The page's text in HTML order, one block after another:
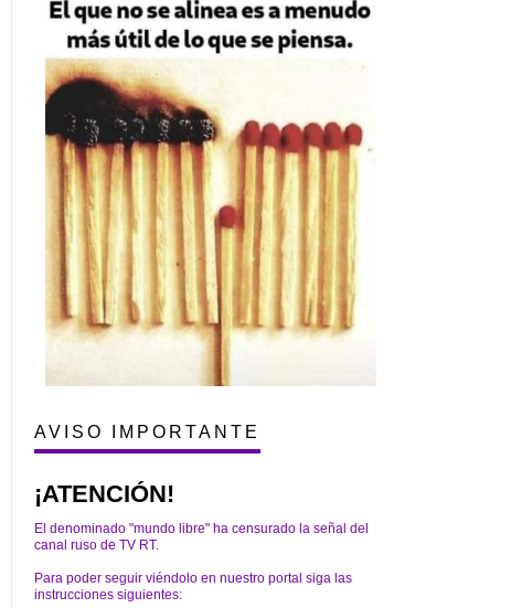
AVISO IMPORTANTE
¡ATENCIÓN!
El denominado "mundo libre" ha censurado la señal del
canal ruso de TV RT.
Para poder seguir viéndolo en nuestro portal siga las
instrucciones siguientes: